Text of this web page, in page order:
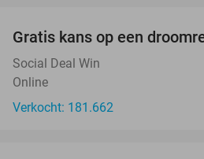
Gratis kans op een
Social Deal Win
Online
Verkocht: 181.662